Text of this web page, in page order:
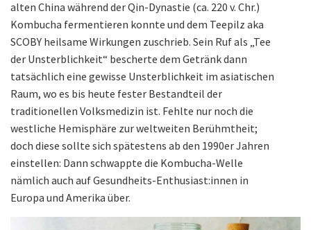
alten China während der Qin-Dynastie (ca. 220 v. Chr.)
Kombucha fermentieren konnte und dem Teepilz aka
SCOBY heilsame Wirkungen zuschrieb. Sein Ruf als „Tee
der Unsterblichkeit“ bescherte dem Getränk dann
tatsächlich eine gewisse Unsterblichkeit im asiatischen
Raum, wo es bis heute fester Bestandteil der
traditionellen Volksmedizin ist. Fehlte nur noch die
westliche Hemisphäre zur weltweiten Berühmtheit;
doch diese sollte sich spätestens ab den 1990er Jahren
einstellen: Dann schwappte die Kombucha-Welle
nämlich auch auf Gesundheits-Enthusiast:innen in
Europa und Amerika über.